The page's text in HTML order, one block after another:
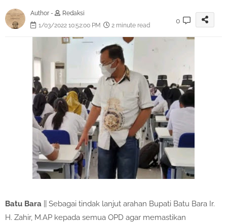
Author -
Redaksi
1/03/2022 10:52:00 PM
2 minute read
0
Batu Bara || Sebagai tindak lanjut arahan Bupati Batu Bara Ir.
H. Zahir, M.AP kepada semua OPD agar memastikan